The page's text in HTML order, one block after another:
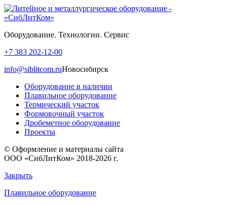
Оборудование. Технологии. Сервис
+7 383 202-12-00
info@siblitcom.ruНовосибирск
Оборудование в наличии
Плавильное оборудование
Термический участок
Формовочный участок
Дробеметное оборудование
Проекты
© Оформление и материалы сайта
ООО «СибЛитКом» 2018-2026 г.
Закрыть
Плавильное оборудование